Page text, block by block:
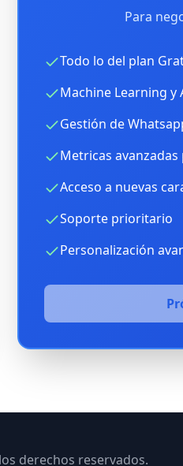
Para
Todo lo del plan
Machine Learning y
Gestión de
Metricas avanzadas
Acceso a nuevas
Soporte prioritario
Personalización
derechos reservados.